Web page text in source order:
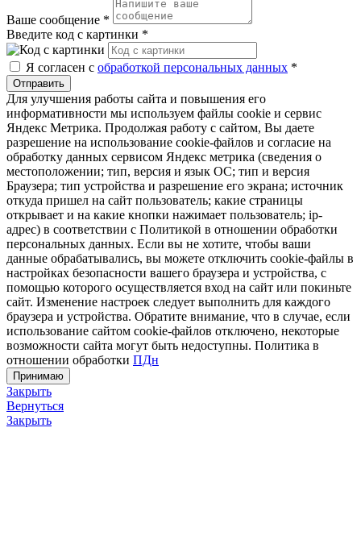
Ваше сообщение *
Введите код с картинки *
Я согласен с обработкой персональных данных *
Отправить
Для улучшения работы сайта и повышения его
информативности мы используем файлы cookie и сервис
Яндекс Метрика. Продолжая работу с сайтом, Вы даете
разрешение на использование cookie-файлов и согласие на
обработку данных сервисом Яндекс метрика (сведения о
местоположении; тип, версия и язык ОС; тип и версия
Браузера; тип устройства и разрешение его экрана; источник
откуда пришел на сайт пользователь; какие страницы
открывает и на какие кнопки нажимает пользователь; ip-
адрес) в соответствии с Политикой в отношении обработки
персональных данных. Если вы не хотите, чтобы ваши
данные обрабатывались, вы можете отключить cookie-файлы в
настройках безопасности вашего браузера и устройства, с
помощью которого осуществляется вход на сайт или покиньте
сайт. Изменение настроек следует выполнить для каждого
браузера и устройства. Обратите внимание, что в случае, если
использование сайтом cookie-файлов отключено, некоторые
возможности сайта могут быть недоступны. Политика в
отношении обработки ПДн
Принимаю
Закрыть
Вернуться
Закрыть